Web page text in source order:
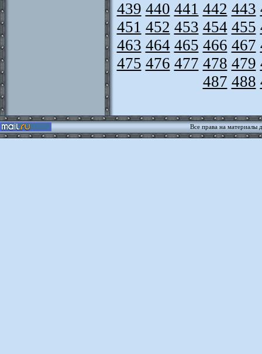
439 440 441 442 443
451 452 453 454 455
463 464 465 466 467
475 476 477 478 479
487 488
Все права на материалы